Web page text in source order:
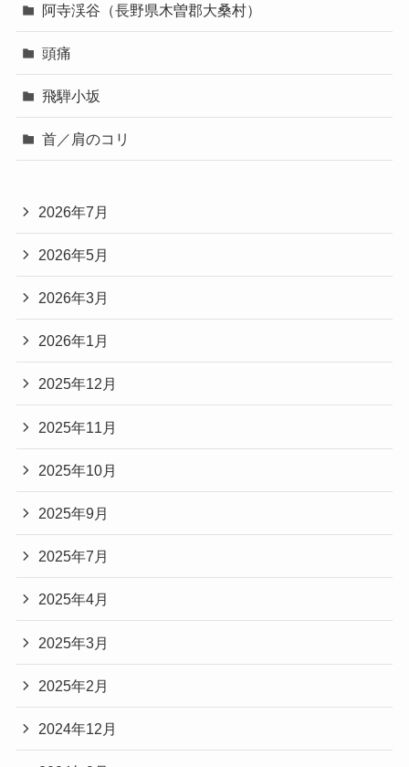
阿寺渓谷（長野県木曽郡大桑村）
頭痛
飛騨小坂
首／肩のコリ
2026年7月
2026年5月
2026年3月
2026年1月
2025年12月
2025年11月
2025年10月
2025年9月
2025年7月
2025年4月
2025年3月
2025年2月
2024年12月